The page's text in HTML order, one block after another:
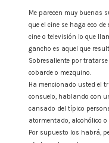
Me parecen muy buenas
que el cine se haga eco
cine o televisión lo que
gancho es aquel que
Sobresaliente por
cobarde o mezquino.
Ha mencionado usted el
consuelo, hablando con
cansado del típico
atormentado, alcohólico
Por supuesto los habrá,